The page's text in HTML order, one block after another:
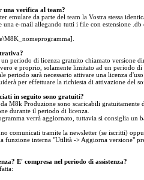
una verifica al team?
emulare da parte del team la Vostra stessa
una e-mail allegando tutti i file con estensione .db
periodo di licenza gratuito chiamato versione
e proprio, solamente limitato ad un periodo di
periodo sarà necessario attivare una licenza
per effettuare la richiesta di attivazione del
in seguito sono gratuiti?
M8k Produzione sono scaricabili gratuitamente
durante il periodo di licenza.
verrà aggiornato, tuttavia si consiglia un
comunicati tramite la newsletter (se iscritti)
funzione interna "Utilità -> Aggiorna versione"
E' compresa nel periodo di assistenza?